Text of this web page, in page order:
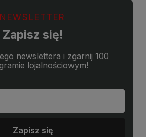
NEWSLETTER
Zapisz się!
newslettera i zgarnij 100
lojalnościowym!
Zapisz się